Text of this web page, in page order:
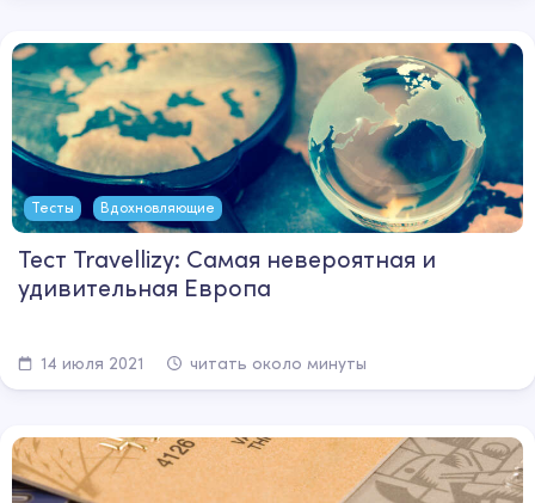
Тесты Вдохновляющие
Тест Travellizy: Самая невероятная и
удивительная Европа
14 июля 2021 читать около минуты